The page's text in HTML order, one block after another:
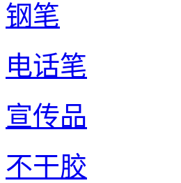
钢笔
电话笔
宣传品
不干胶